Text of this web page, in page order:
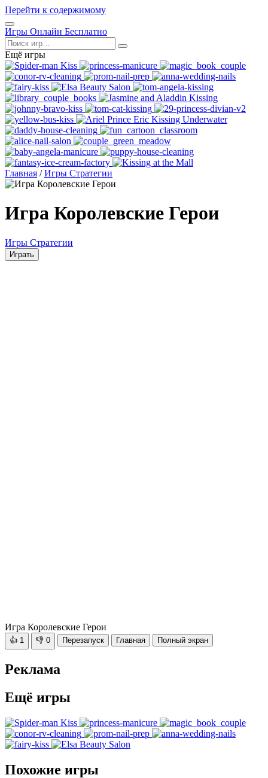
Перейти к содержимому
Открыть
меню
Игры Онлайн Бесплатно
Поиск
Ещё игры
Главная / Игры Стратегии
Игра Королевские Герои
Игры Стратегии
Играть
Игра Королевские Герои
👍 1 👎 0 Перезапуск Главная Полный экран
Реклама
Ещё игры
Похожие игры